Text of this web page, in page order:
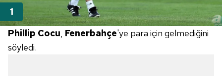
Phillip Cocu Fenerbahçe'ye para için gelmediğini
söyledi.